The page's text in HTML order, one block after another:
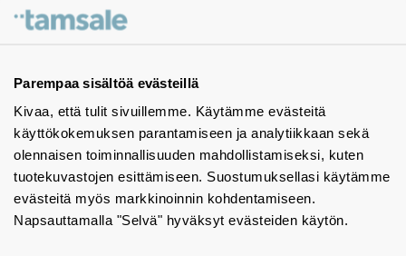
Parempaa sisältöä evästeillä
Kivaa, että tulit sivuillemme. Käytämme evästeitä
käyttökokemuksen parantamiseen ja analytiikkaan sekä
olennaisen toiminnallisuuden mahdollistamiseksi, kuten
tuotekuvastojen esittämiseen. Suostumuksellasi käytämme
evästeitä myös markkinoinnin kohdentamiseen.
Napsauttamalla "Selvä" hyväksyt evästeiden käytön.
Ota yhteyttä - autamme mielellämme
Tuotekuvastot
Instagram
BIM-objektit
Yhteystiedot
Tiedotteet